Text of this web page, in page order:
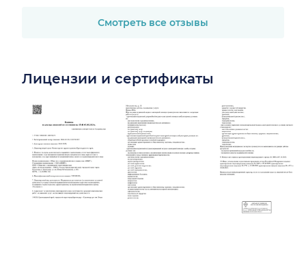
Смотреть все отзывы
Лицензии и сертификаты